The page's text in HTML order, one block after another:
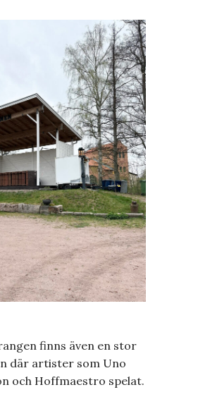
finns även en stor
där artister som Uno
och Hoffmaestro spelat.